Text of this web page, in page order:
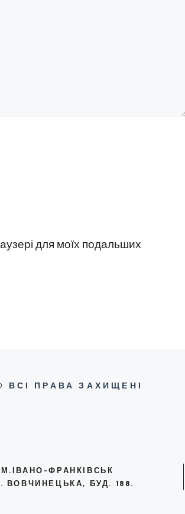
для моїх подальших
ВСІ ПРАВА ЗАХИЩЕНІ
М.ІВАНО-ФРАНКІВСЬК
ВОВЧИНЕЦЬКА, БУД. 188.